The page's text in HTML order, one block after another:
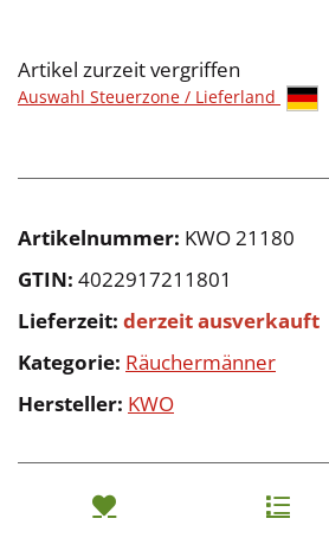
Artikel zurzeit vergriffen
Auswahl Steuerzone / Lieferland
Artikelnummer: KWO 21180
GTIN: 4022917211801
Lieferzeit: derzeit ausverkauft
Kategorie: Räuchermänner
Hersteller: KWO